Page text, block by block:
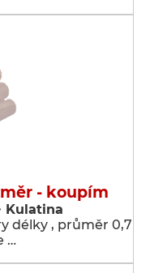
- koupím
Kulatina
délky , průměr 0,7
…